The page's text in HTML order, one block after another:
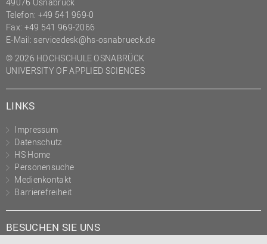
Telefon: +49 541 969-0
Fax: +49 541 969-2066
E-Mail: servicedesk@hs-osnabrueck.de
© 2026 HOCHSCHULE OSNABRÜCK
UNIVERSITY OF APPLIED SCIENCES
LINKS
Impressum
Datenschutz
HS Home
Personensuche
Medienkontakt
Barrierefreiheit
BESUCHEN SIE UNS